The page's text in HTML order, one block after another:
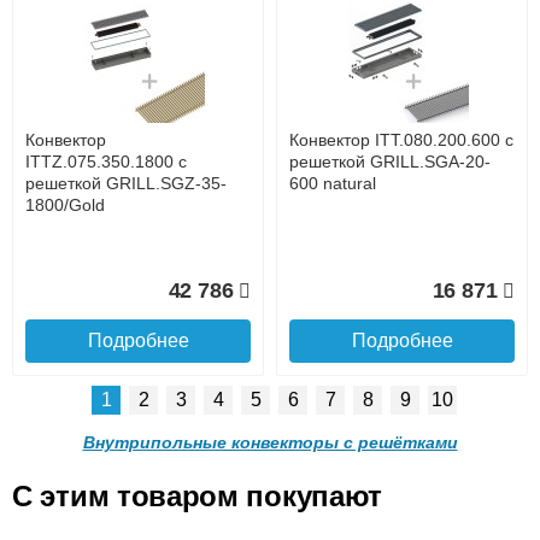
до подъезда
услуга платная
Конвектор ITTL.070.160.800
с решеткой GRILL.SGWL-
16-800 орех.
20 904
Подробнее
Конвектор ITTL.070.160.900
с решеткой GRILL.SGWL-
16-900 орех.
21 495
Конвектор
ITTL.070.160.1000 с
решеткой GRILL.SGWL-16-
Конвектор
ITTL.070.160.1100 с
решеткой GRILL.SGWL-16-
Конвектор
ITTZ.075.350.1800 с
решеткой GRILL.SGZ-35-
1800/Gold
42 786
Подробнее
Конвектор ITT.080.200.600 с
решеткой GRILL.SGA-20-
600 natural
16 871
Подробнее
1 2 3 4 5 6 7 8 9 10
Внутрипольные конвекторы с решётками
C этим товаром покупают